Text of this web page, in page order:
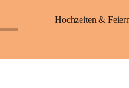
Hochzeiten &